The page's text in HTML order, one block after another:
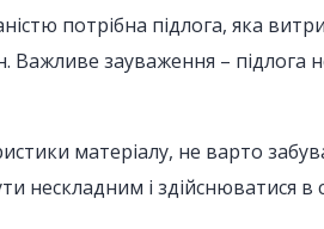
потрібна підлога, яка
Важливе зауваження –
матеріалу, не варто
нескладним і здійснюватися в